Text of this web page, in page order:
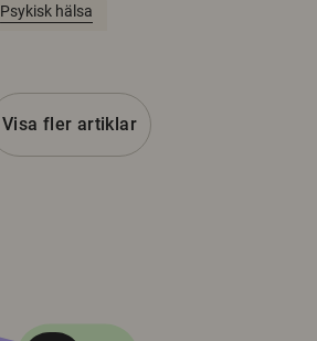
Psykisk hälsa
Visa fler artiklar